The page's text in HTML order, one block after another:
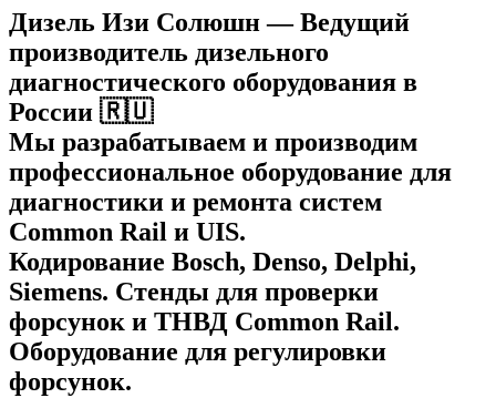
Дизель Изи Солюшн— Ведущий
производитель дизельного
диагностического оборудования в
России 🇷🇺
Мы разрабатываем и производим
профессиональное оборудование для
диагностики и ремонта систем
Common Rail и UIS.
Кодирование Bosch, Denso, Delphi,
Siemens. Стенды для проверки
форсунок и ТНВД Common Rail.
Оборудование для регулировки
форсунок.